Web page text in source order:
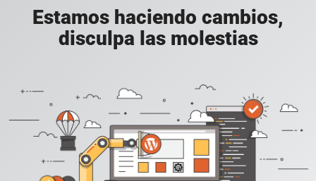
Estamos haciendo cambios,
disculpa las molestias